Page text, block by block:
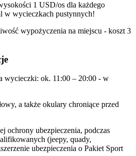
1 USD/os dla każdego
w wycieczkach pustynnych!
wypożyczenia na miejscu - koszt 3
wycieczki: ok. 11:00 – 20:00 - w
a także okulary chroniące przed
ochrony ubezpieczenia, podczas
(jeepy, quady,
ubezpieczenia o Pakiet Sport